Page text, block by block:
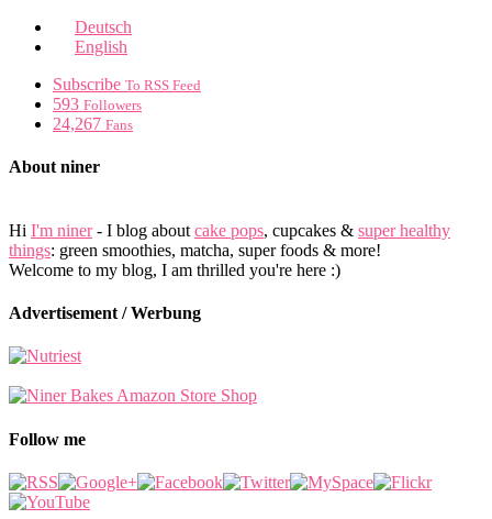
Deutsch
English
Subscribe To RSS Feed
593 Followers
24,267 Fans
About niner
Hi I'm niner- I blog about cake pops, cupcakes & super healthy
things: green smoothies, matcha, super foods & more!
Welcome to my blog, I am thrilled you're here :)
Advertisement / Werbung
Follow me